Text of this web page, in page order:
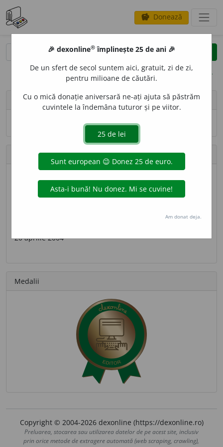
savings Donează
opțiuni
person krimket
Numele și adresa de e-mail nu sînt vizibile.
Contribuții
3 (locul 192)
20 aprilie 2004
Medalii
Copyright © 2004-2026 dexonline (https://dexonline.ro)
Preluarea, stocarea sau utilizarea datelor de pe acest site, inclusiv
prin orice metode de extragere automată (web scraping, crawling),
🎉 dexonline® împlinește 25 de ani 🎉
De un sfert de secol suntem aici, gratuit, zi de zi,
pentru milioane de căutări.
Cu o mică donație aniversară ne-ați ajuta să păstrăm
cuvintele la îndemâna tuturor și pe viitor.
Am donat deja.